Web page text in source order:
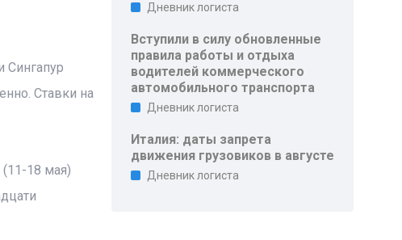
Сингапур
Ставки на
18 мая)
Дневник логиста
Вступили в силу обновленные
правила работы и отдыха
водителей коммерческого
автомобильного транспорта
Дневник логиста
Италия: даты запрета
движения грузовиков в августе
Дневник логиста